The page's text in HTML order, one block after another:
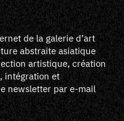
de la galerie d’art
abstraite asiatique
artistique, création
intégration et
newsletter par e-mail